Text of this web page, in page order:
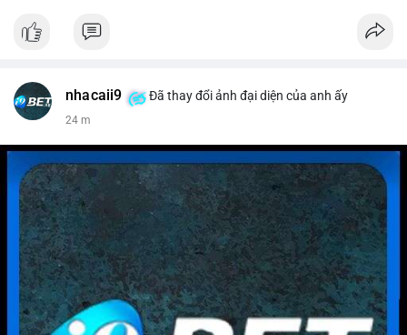
nhacaii9 Đã thay đổi ảnh đại diện của anh ấy
24 m